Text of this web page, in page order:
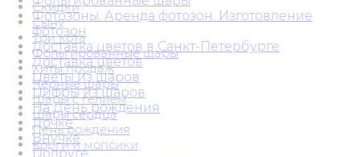
Скидки
Сыну
Три кота
Фольгированные шары
Хиты продаж
Черные шары
Шары с гелием
Шары сердца
День рождения
Корги и мопсики
Фотозоны. Аренда фотозон. Изготовление
фотозон
Доставка цветов в Санкт-Петербурге
Доставка цветов
Цветы из шаров
Цифры из шаров
На День рождения
Дочке
Внучке
Подруге